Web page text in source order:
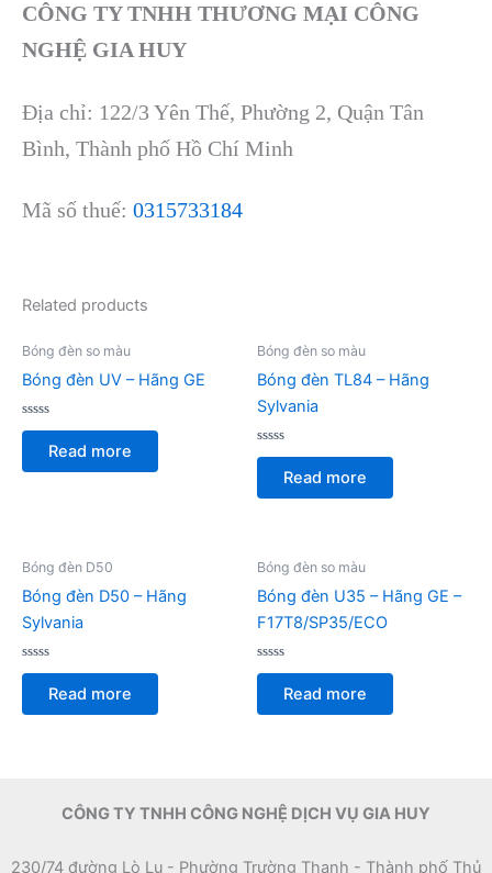
CÔNG TY TNHH THƯƠNG MẠI CÔNG
NGHỆ GIA HUY
Địa chỉ: 122/3 Yên Thế, Phường 2, Quận Tân
Bình, Thành phố Hồ Chí Minh
Mã số thuế: 0315733184
Related products
Bóng đèn so màu
Bóng đèn UV – Hãng GE
Rated
of
Read more
Bóng đèn so màu
Bóng đèn TL84 – Hãng
Sylvania
Rated
of
Read more
Bóng đèn D50
Bóng đèn D50 – Hãng
Sylvania
Rated
of
Read more
Bóng đèn so màu
Bóng đèn U35 – Hãng GE –
F17T8/SP35/ECO
Rated
of
Read more
CÔNG TY TNHH CÔNG NGHỆ DỊCH VỤ GIA HUY
230/74 đường Lò Lu - Phường Trường Thạnh - Thành phố Thủ